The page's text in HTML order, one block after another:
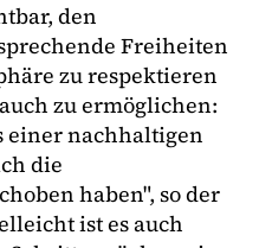
den
Freiheiten
zu respektieren
zu ermöglichen:
einer nachhaltigen
die
haben", so der
ist es auch